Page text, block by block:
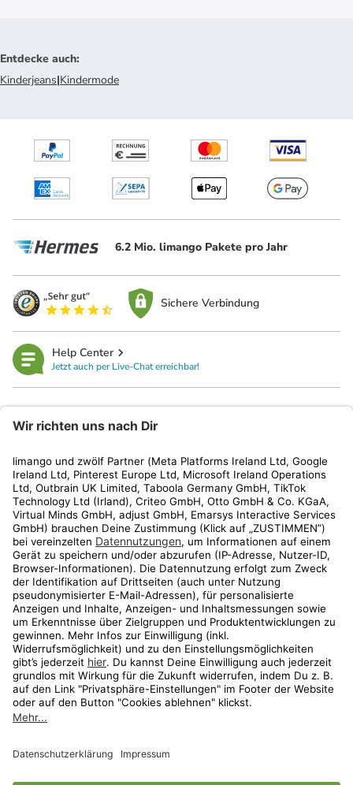
Entdecke auch:
Kinderjeans|Kindermode
6.2 Mio. limango Pakete pro Jahr
Sichere Verbindung
Help Center
Jetzt auch per Live-Chat erreichbar!
Kundenservice
Shop
Aktionen
Travel